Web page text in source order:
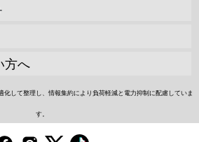
方へ
して整理し、情報集約により負荷軽減と電力抑制に配慮していま
す。